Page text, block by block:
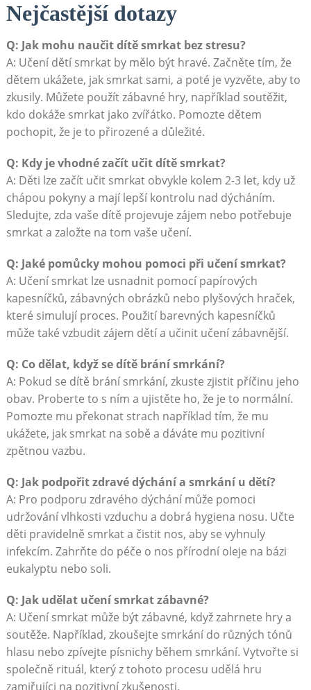
Nejčastější dotazy
Q: Jak mohu naučit dítě smrkat bez stresu?
A: Učení dětí smrkat by mělo být hravé. Začněte tím, že
dětem ukážete, jak smrkat sami, a poté je vyzvěte, aby to
zkusily. Můžete použít zábavné hry, například soutěžit,
kdo dokáže smrkat jako zvířátko. Pomozte dětem
pochopit, že je to přirozené a důležité.
Q: Kdy je vhodné začít učit dítě smrkat?
A: Děti lze začít učit smrkat obvykle kolem 2-3 let, kdy už
chápou pokyny a mají lepší kontrolu nad dýcháním.
Sledujte, zda vaše dítě projevuje zájem nebo potřebuje
smrkat a založte na tom vaše učení.
Q: Jaké pomůcky mohou pomoci při učení smrkat?
A: Učení smrkat lze usnadnit pomocí papírových
kapesníčků, zábavných obrázků nebo plyšových hraček,
které simulují proces. Použití barevných kapesníčků
může také vzbudit zájem dětí a učinit učení zábavnější.
Q: Co dělat, když se dítě brání smrkání?
A: Pokud se dítě brání smrkání, zkuste zjistit příčinu jeho
obav. Proberte to s ním a ujistěte ho, že je to normální.
Pomozte mu překonat strach například tím, že mu
ukážete, jak smrkat na sobě a dáváte mu pozitivní
zpětnou vazbu.
Q: Jak podpořit zdravé dýchání a smrkání u dětí?
A: Pro podporu zdravého dýchání může pomoci
udržování vlhkosti vzduchu a dobrá hygiena nosu. Učte
děti pravidelně smrkat a čistit nos, aby se vyhnuly
infekcím. Zahrňte do péče o nos přírodní oleje na bázi
eukalyptu nebo soli.
Q: Jak udělat učení smrkat zábavné?
A: Učení smrkat může být zábavné, když zahrnete hry a
soutěže. Například, zkoušejte smrkání do různých tónů
hlasu nebo zpívejte písnichy během smrkání. Vytvořte si
společně rituál, který z tohoto procesu udělá hru
zamiřujíci na pozitivní zkušenosti.